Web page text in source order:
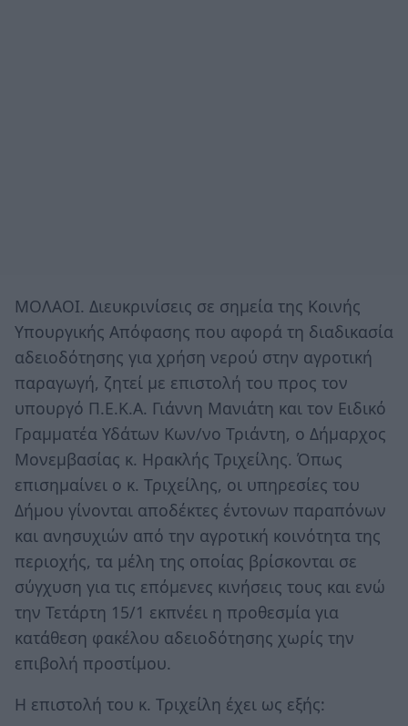
ΜΟΛΑΟΙ. Διευκρινίσεις σε σημεία της Κοινής
Υπουργικής Απόφασης που αφορά τη διαδικασία
αδειοδότησης για χρήση νερού στην αγροτική
παραγωγή, ζητεί με επιστολή του προς τον
υπουργό Π.Ε.Κ.Α. Γιάννη Μανιάτη και τον Ειδικό
Γραμματέα Υδάτων Κων/νο Τριάντη, ο Δήμαρχος
Μονεμβασίας κ. Ηρακλής Τριχείλης. Όπως
επισημαίνει ο κ. Τριχείλης, οι υπηρεσίες του
Δήμου γίνονται αποδέκτες έντονων παραπόνων
και ανησυχιών από την αγροτική κοινότητα της
περιοχής, τα μέλη της οποίας βρίσκονται σε
σύγχυση για τις επόμενες κινήσεις τους και ενώ
την Τετάρτη 15/1 εκπνέει η προθεσμία για
κατάθεση φακέλου αδειοδότησης χωρίς την
επιβολή προστίμου.
Η επιστολή του κ. Τριχείλη έχει ως εξής: